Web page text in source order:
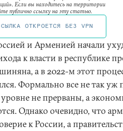
Если вы находитесь на территории
публично ссылку на эту статью.
ОТКРОЕТСЯ БЕЗ VPN
и Арменией начали
к власти в республике
а в 2022-м этот
Формально все не так уж
не прерваны, а
Однако очевидно, что
к России, а